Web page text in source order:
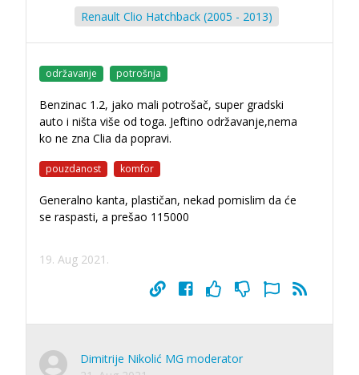
Renault Clio Hatchback (2005 - 2013)
održavanje potrošnja
Benzinac 1.2, jako mali potrošač, super gradski
auto i ništa više od toga. Jeftino održavanje,nema
ko ne zna Clia da popravi.
pouzdanost komfor
Generalno kanta, plastičan, nekad pomislim da će
se raspasti, a prešao 115000
19. Aug 2021.
Dimitrije Nikolić MG moderator